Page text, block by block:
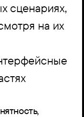
сценариях,
на их